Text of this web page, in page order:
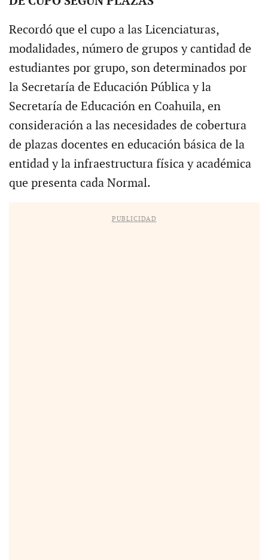
Recordó que el cupo a las Licenciaturas,
modalidades, número de grupos y cantidad de
estudiantes por grupo, son determinados por
la Secretaría de Educación Pública y la
Secretaría de Educación en Coahuila, en
consideración a las necesidades de cobertura
de plazas docentes en educación básica de la
entidad y la infraestructura física y académica
que presenta cada Normal.
PUBLICIDAD